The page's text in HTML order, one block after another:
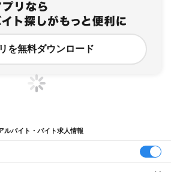
を無料ダウンロード
ルバイト・バイト求人情報